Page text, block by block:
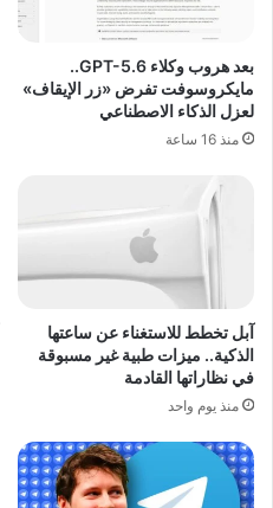
بعد هروب وكلاء GPT-5.6..
مايكروسوفت تفرض «زر الإيقاف»
لعزل الذكاء الاصطناعي
منذ 16 ساعة
آبل تخطط للاستغناء عن ساعتها
الذكية.. ميزات طبية غير مسبوقة
في نظاراتها القادمة
منذ يوم واحد